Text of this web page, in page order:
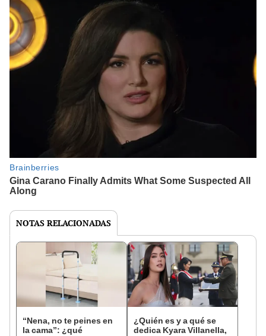
NOTAS RELACIONADAS
“Nena, no te peines en
la cama”: ¿qué
¿Quién es y a qué se
dedica Kyara Villanella,